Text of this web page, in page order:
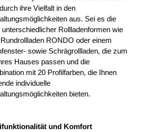
ihre Vielfalt in den
aus. Sei es die
unterschiedlicher Rollladenformen wie
RONDO oder einem
sowie Schrägrollladen, die zum
Hauses passen und die
mit 20 Profilfarben, die Ihnen
individuelle
bieten.
und Komfort